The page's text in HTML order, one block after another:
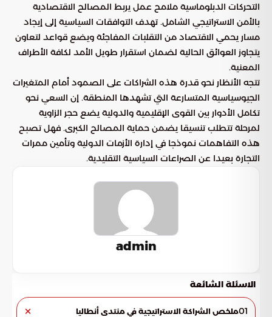
التحركات الدبلوماسية ملامح عمل يربط المصالح الاقتصادية
بالأمن الاستراتيجي الشامل. تهدف التوافقات السياسية إلى إيجاد
مسار يحمي الاقتصاد من التقلبات المفاجئة ويضع قواعد لتعاون
يتجاوز العوائق الحالية لضمان استقرار طويل الأمد لكافة الأطراف
المعنية.
تتجه الأنظار نحو قدرة هذه الشراكات على الصمود أمام المتغيرات
الجيوسياسية المتسارعة التي تشهدها المنطقة. إن السعي نحو
تكامل الأدوار بين القوى الإقليمية والدولية يضع حجر الزاوية
لمرحلة تتطلب تنسيقا يضمن حماية المصالح الكبرى. فهل تصبح
هذه التفاهمات نموذجا في إدارة الأزمات الدولية وتأمين ممرات
التجارة بعيدا عن الصراعات السياسية التقليدية.
admin
الاسئلة الشائعة
01ملخص الشراكة الاستراتيجية في منتدى أنطاليا